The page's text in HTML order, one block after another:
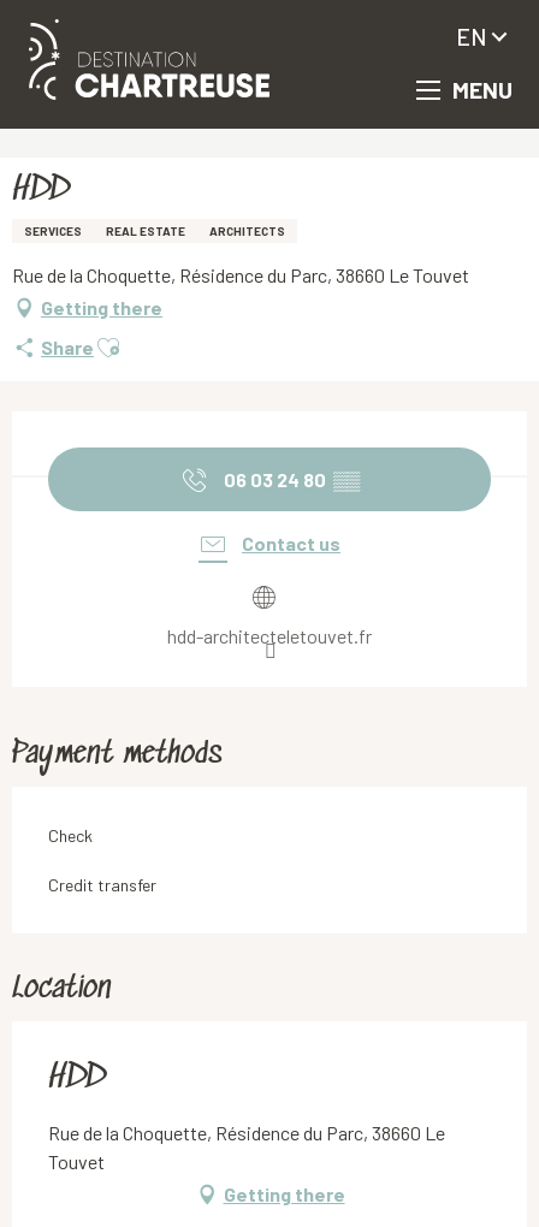
Aller
principal
MENU
EN
HDD
SERVICES REAL ESTATE ARCHITECTS
Rue de la Choquette, Résidence du Parc, 38660 Le Touvet
Getting there
Share Ajouter aux favoris
06 03 24 80 ▒▒
Contact us
hdd-architecteletouvet.fr
Payment methods
Check
Credit transfer
Location
HDD
Rue de la Choquette, Résidence du Parc, 38660 Le
Touvet
Getting there